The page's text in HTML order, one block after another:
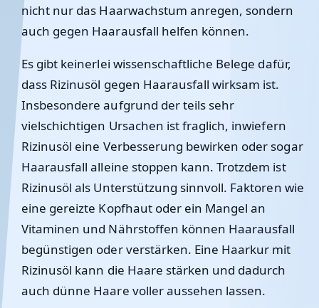
nicht nur das Haarwachstum anregen, sondern
auch gegen Haarausfall helfen können.
Es gibt keinerlei wissenschaftliche Belege dafür,
dass Rizinusöl gegen Haarausfall wirksam ist.
Insbesondere aufgrund der teils sehr
vielschichtigen Ursachen ist fraglich, inwiefern
Rizinusöl eine Verbesserung bewirken oder sogar
Haarausfall alleine stoppen kann. Trotzdem ist
Rizinusöl als Unterstützung sinnvoll. Faktoren wie
eine gereizte Kopfhaut oder ein Mangel an
Vitaminen und Nährstoffen können Haarausfall
begünstigen oder verstärken. Eine Haarkur mit
Rizinusöl kann die Haare stärken und dadurch
auch dünne Haare voller aussehen lassen.